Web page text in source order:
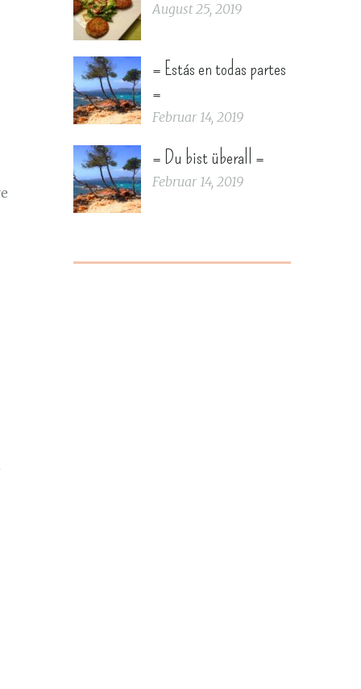
August 25, 2019
= Estás en todas partes
=
Februar 14, 2019
= Du bist überall =
Februar 14, 2019